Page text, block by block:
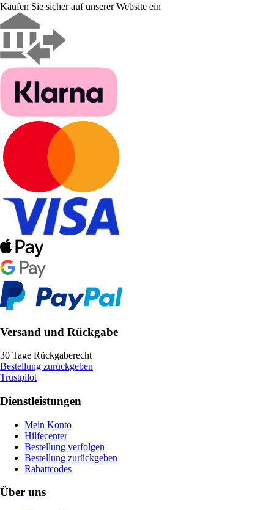
Kaufen Sie sicher auf unserer Website ein
Versand und Rückgabe
30 Tage Rückgaberecht
Bestellung zurückgeben
Trustpilot
Dienstleistungen
Mein Konto
Hilfecenter
Bestellung verfolgen
Bestellung zurückgeben
Rabattcodes
Über uns